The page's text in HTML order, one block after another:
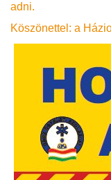
adni.
Köszönettel: a